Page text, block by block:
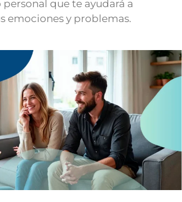
que te ayudará a
emociones y problemas.